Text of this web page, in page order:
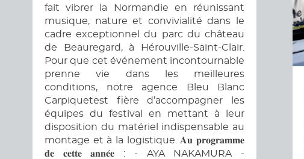
fait vibrer la Normandie en réunissant
musique, nature et convivialité dans le
cadre exceptionnel du parc du château
de Beauregard, à Hérouville-Saint-Clair.
Pour que cet événement incontournable
prenne vie dans les meilleures
conditions, notre agence Bleu Blanc
Carpiquetest fière d’accompagner les
équipes du festival en mettant à leur
disposition du matériel indispensable au
montage et à la logistique. 𝐀𝐮 𝐩𝐫𝐨𝐠𝐫𝐚𝐦𝐦𝐞
𝐝𝐞 𝐜𝐞𝐭𝐭𝐞 𝐚𝐧𝐧𝐞́𝐞 : - AYA NAKAMURA -